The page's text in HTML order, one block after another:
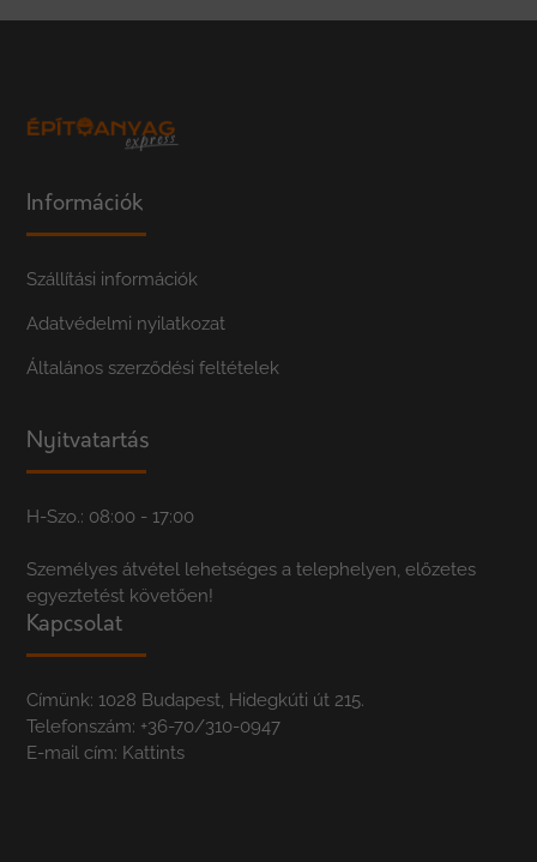
Információk
Szállítási információk
Adatvédelmi nyilatkozat
Általános szerződési feltételek
Nyitvatartás
H-Szo.: 08:00 - 17:00
Személyes átvétel lehetséges a telephelyen, előzetes
egyeztetést követően!
Kapcsolat
Címünk: 1028 Budapest, Hidegkúti út 215.
Telefonszám: +36-70/310-0947
E-mail cím: Kattints